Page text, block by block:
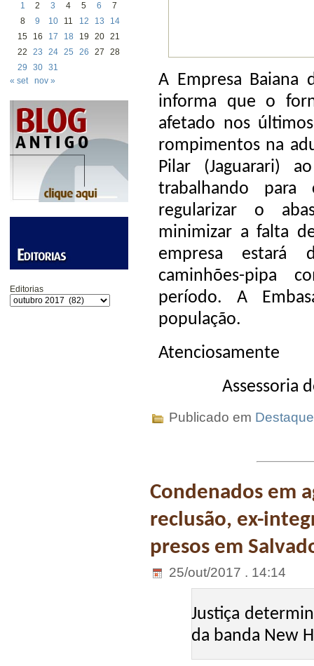
1
2 3 4 5 6
7
8
9 10 11 12 13
14
15
16 17 18 19 20 21
22
23 24 25 26 27
28
29
30 31
« set
nov »
Editorias
A Empresa Baiana
informa que o
afetado nos
rompimentos na
Pilar (Jaguarari)
trabalhando
regularizar o
minimizar a falta
empresa estará
caminhões-pipa
período. A
população.
Atenciosamente
Assessoria
Publicado em
Condenados em
reclusão, ex-
presos em
25/out/2017 . 14:14
Justiça
da banda New